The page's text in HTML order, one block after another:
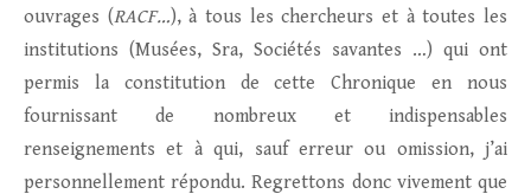
ouvrages (RACF…), à tous les chercheurs et à toutes les
institutions (Musées, Sra, Sociétés savantes …) qui ont
permis la constitution de cette Chronique en nous
fournissant de nombreux et indispensables
renseignements et à qui, sauf erreur ou omission, j’ai
personnellement répondu. Regrettons donc vivement que